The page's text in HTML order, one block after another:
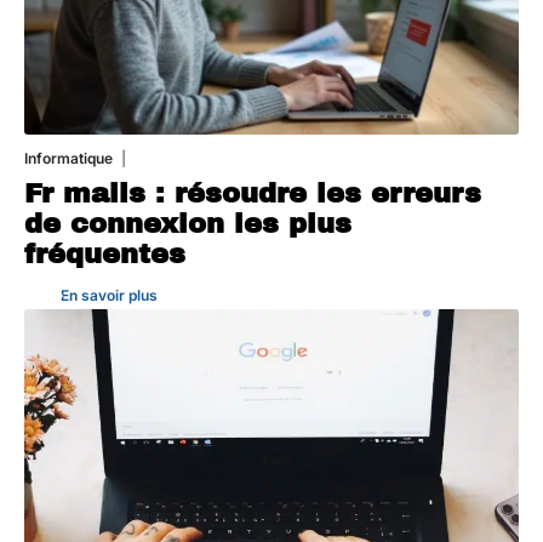
Informatique
Fr mails : résoudre les erreurs
de connexion les plus
fréquentes
En savoir plus